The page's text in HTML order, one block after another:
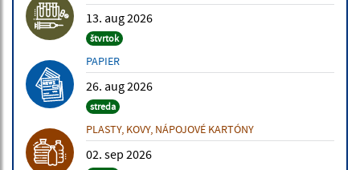
13. aug 2026
štvrtok
PAPIER
26. aug 2026
streda
PLASTY, KOVY, NÁPOJOVÉ KARTÓNY
02. sep 2026